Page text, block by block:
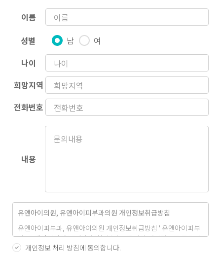
이름
성별
남
여
나이
희망지역
전화번호
내용
유앤아이의원, 유앤아이피부과의원 개인정보취급방침
유앤아이피부과, 유앤아이의원 개인정보취급방침 ' 유앤아이피부
과, 유앤아이의원 ' 은 (이하 '회사'는) 고객님의 개인정보를 중요시
하며, "정보통신망 이용촉진 및 정보 보호"에 관한 법률을 준수하고
개인정보 처리 방침에 동의합니다.